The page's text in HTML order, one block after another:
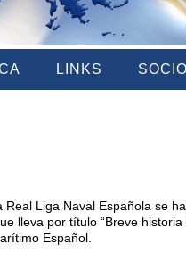
LINKS
Liga Naval Española se
lleva por título “Breve
Español.